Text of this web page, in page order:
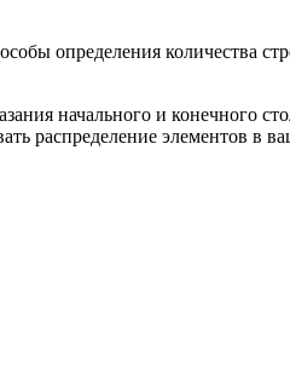
определения количества
начального и конечного
распределение элементов в